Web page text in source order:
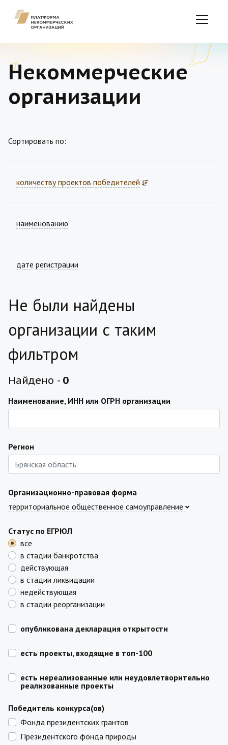
Некоммерческие
организации
Сортировать по:
количеству проектов победителей
наименованию
дате регистрации
Не были найдены
организации с таким
фильтром
Найдено - 0
Наименование, ИНН или ОГРН организации
Регион
Организационно-правовая форма
территориальное общественное самоуправление
Статус по ЕГРЮЛ
все
в стадии банкротства
действующая
в стадии ликвидации
недействующая
в стадии реорганизации
опубликована декларация открытости
есть проекты, входящие в топ-100
есть нереализованные или неудовлетворительно
реализованные проекты
Победитель конкурса(ов)
Фонда президентских грантов
Президентского фонда природы